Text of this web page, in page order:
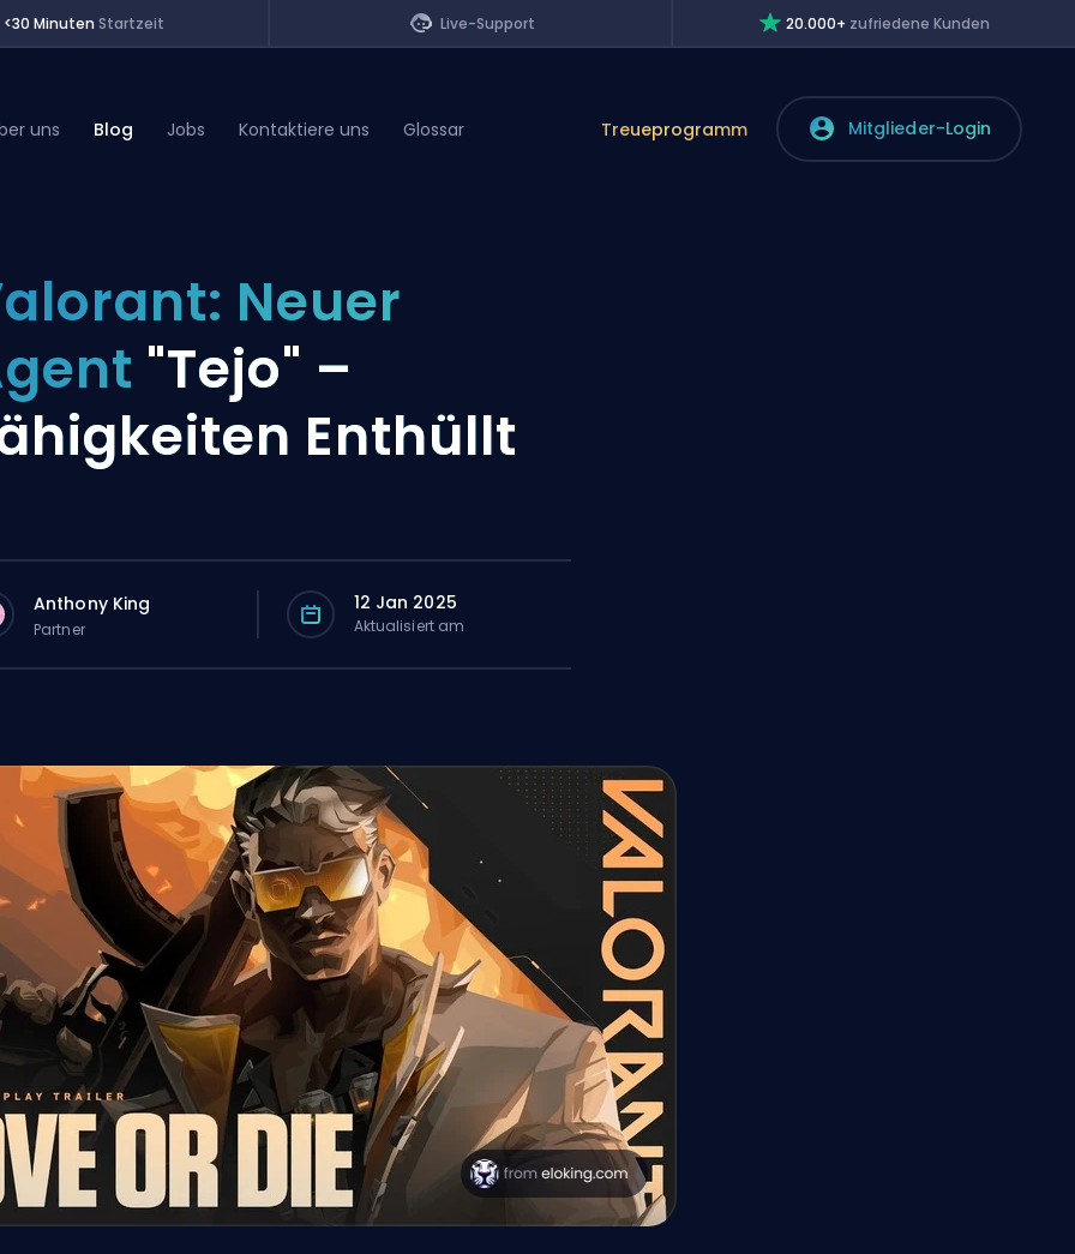
<30 Minuten Startzeit Live-Support 20.000+ zufriedene Kunden
uns Blog Jobs Kontaktiere uns Glossar Treueprogramm Mitglieder-Login
Neuer
"Tejo" –
Enthüllt
Anthony King
Partner
12 Jan 2025
Aktualisiert am